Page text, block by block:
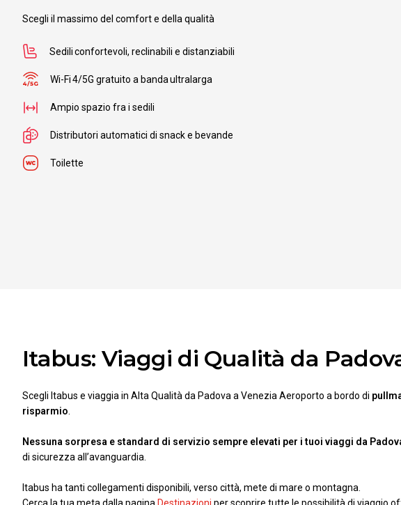
Scegli il massimo del comfort e della qualità
Sedili confortevoli, reclinabili e distanziabili
Wi-Fi 4/5G gratuito a banda ultralarga
Ampio spazio fra i sedili
Distributori automatici di snack e bevande
Toilette
Itabus: Viaggi di Qualità da
Scegli Itabus e viaggia in Alta Qualità da Padova a Venezia Aeroporto a bordo di
risparmio
Nessuna sorpresa e standard di servizio sempre elevati per i tuoi viaggi da
di sicurezza all’avanguardia.
Itabus ha tanti collegamenti disponibili, verso città, mete di mare o montagna.